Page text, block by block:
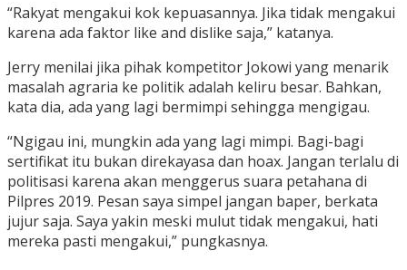
“Rakyat mengakui kok kepuasannya. Jika tidak mengakui
karena ada faktor like and dislike saja,” katanya.
Jerry menilai jika pihak kompetitor Jokowi yang menarik
masalah agraria ke politik adalah keliru besar. Bahkan,
kata dia, ada yang lagi bermimpi sehingga mengigau.
“Ngigau ini, mungkin ada yang lagi mimpi. Bagi-bagi
sertifikat itu bukan direkayasa dan hoax. Jangan terlalu di
politisasi karena akan menggerus suara petahana di
Pilpres 2019. Pesan saya simpel jangan baper, berkata
jujur saja. Saya yakin meski mulut tidak mengakui, hati
mereka pasti mengakui,” pungkasnya.